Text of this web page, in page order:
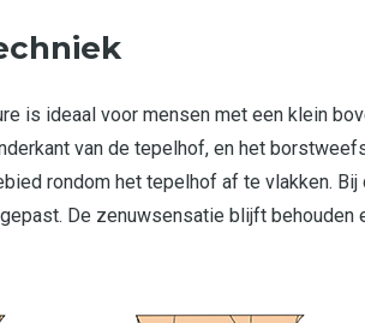
is ideaal voor mensen met een klein
van de tepelhof, en het
rondom het tepelhof af te vlakken.
De zenuwsensatie blijft